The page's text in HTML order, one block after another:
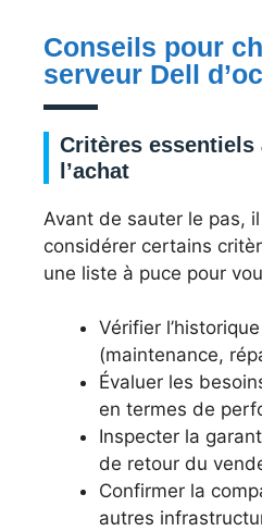
Conseils pour
serveur Dell
Critères
l’achat
Avant de sauter le pas,
considérer certains
une liste à puce pour
Vérifier
(maintenance,
Évaluer les
en termes de
Inspecter la
de retour du
Confirmer la
autres